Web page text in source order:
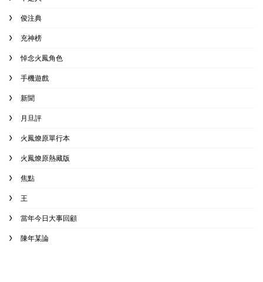
俊注典
充神榜
悼念火鳳角色
手機遊戲
新聞
月旦評
火鳳燎原單行本
火鳳燎原熱藏版
焦點
王
當年今日大事回顧
陳年某論